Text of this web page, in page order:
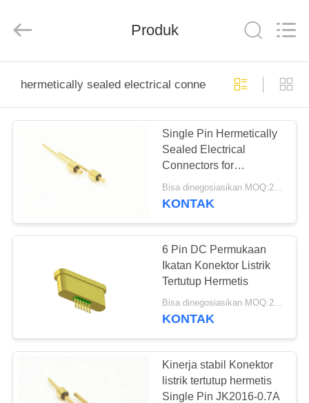
PRODUK
TENTANG
TUR
KONTROL
KUALITAS
HUBUNGI
KAMI
Ltd..
Produk
hermetically sealed electrical connectors
Single Pin Hermetically
Sealed Electrical
Connectors for
Electronics Packages
JMC-657-JH
untuk paket elektronik
JMC-657-JH
Bisa dinegosiasikan MOQ:200 PC
KONTAK
6 Pin DC Permukaan
Ikatan Konektor Listrik
Tertutup Hermetis
Bisa dinegosiasikan MOQ:200 buah
KONTAK
Kinerja stabil Konektor
listrik tertutup hermetis
Single Pin JK2016-0.7A